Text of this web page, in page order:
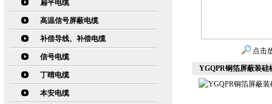
扁平电缆
高温信号屏蔽电缆
补偿导线、补偿电缆
信号电缆
丁晴电缆
本安电缆
点击
YGQPR铜箔屏蔽装硅